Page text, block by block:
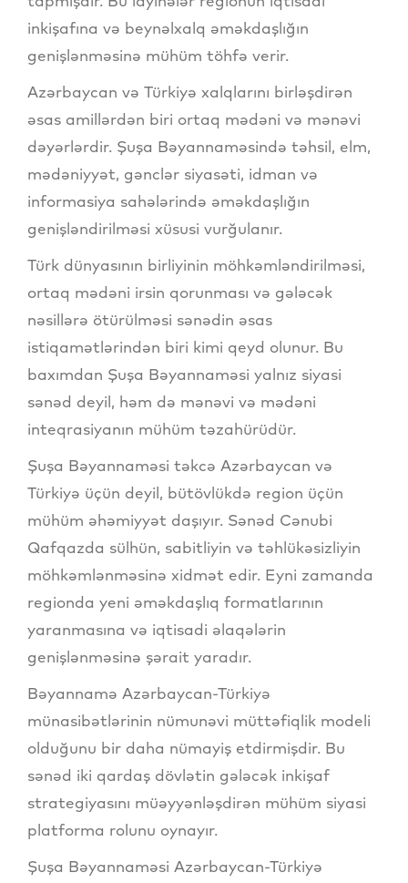
inkişafına və beynəlxalq əməkdaşlığın
genişlənməsinə mühüm töhfə verir.
Azərbaycan və Türkiyə xalqlarını birləşdirən
əsas amillərdən biri ortaq mədəni və mənəvi
dəyərlərdir. Şuşa Bəyannaməsində təhsil, elm,
mədəniyyət, gənclər siyasəti, idman və
informasiya sahələrində əməkdaşlığın
genişləndirilməsi xüsusi vurğulanır.
Türk dünyasının birliyinin möhkəmləndirilməsi,
ortaq mədəni irsin qorunması və gələcək
nəsillərə ötürülməsi sənədin əsas
istiqamətlərindən biri kimi qeyd olunur. Bu
baxımdan Şuşa Bəyannaməsi yalnız siyasi
sənəd deyil, həm də mənəvi və mədəni
inteqrasiyanın mühüm təzahürüdür.
Şuşa Bəyannaməsi təkcə Azərbaycan və
Türkiyə üçün deyil, bütövlükdə region üçün
mühüm əhəmiyyət daşıyır. Sənəd Cənubi
Qafqazda sülhün, sabitliyin və təhlükəsizliyin
möhkəmlənməsinə xidmət edir. Eyni zamanda
regionda yeni əməkdaşlıq formatlarının
yaranmasına və iqtisadi əlaqələrin
genişlənməsinə şərait yaradır.
Bəyannamə Azərbaycan-Türkiyə
münasibətlərinin nümunəvi müttəfiqlik modeli
olduğunu bir daha nümayiş etdirmişdir. Bu
sənəd iki qardaş dövlətin gələcək inkişaf
strategiyasını müəyyənləşdirən mühüm siyasi
platforma rolunu oynayır.
Şuşa Bəyannaməsi Azərbaycan-Türkiyə